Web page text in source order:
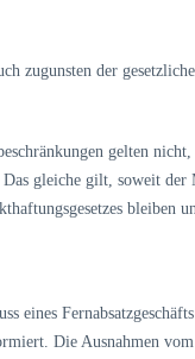
zugunsten der
gelten
gleiche gilt, soweit
bleiben
eines
Die Ausnahmen